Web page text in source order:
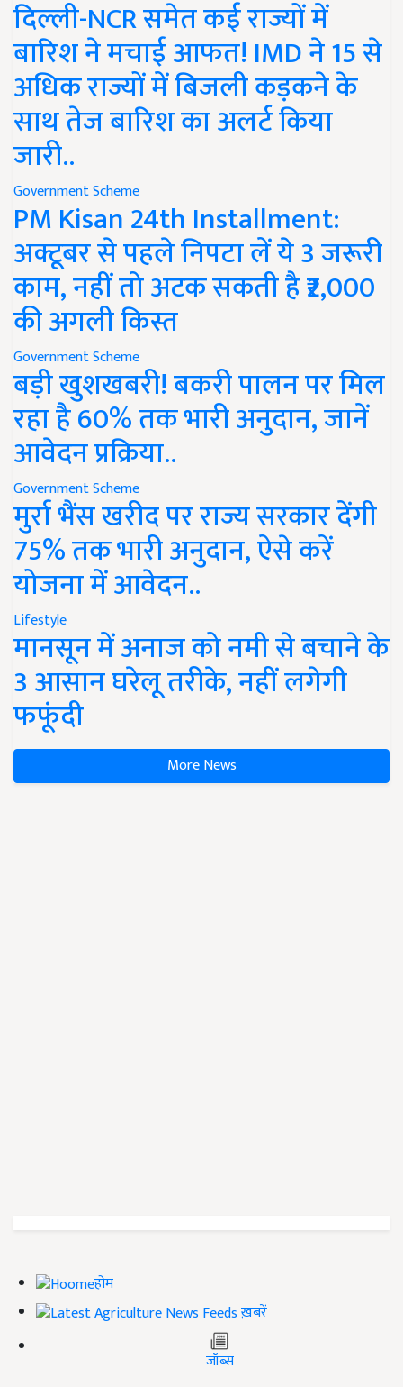
दिल्ली-NCR समेत कई राज्यों में
बारिश ने मचाई आफत! IMD ने 15 से
अधिक राज्यों में बिजली कड़कने के
साथ तेज बारिश का अलर्ट किया
जारी..
Government Scheme
PM Kisan 24th Installment:
अक्टूबर से पहले निपटा लें ये 3 जरूरी
काम, नहीं तो अटक सकती है ₹2,000
की अगली किस्त
Government Scheme
बड़ी खुशखबरी! बकरी पालन पर मिल
रहा है 60% तक भारी अनुदान, जानें
आवेदन प्रक्रिया..
Government Scheme
मुर्रा भैंस खरीद पर राज्य सरकार देंगी
75% तक भारी अनुदान, ऐसे करें
योजना में आवेदन..
Lifestyle
मानसून में अनाज को नमी से बचाने के
3 आसान घरेलू तरीके, नहीं लगेगी
फफूंदी
More News
होम
ख़बरें
जॉब्स